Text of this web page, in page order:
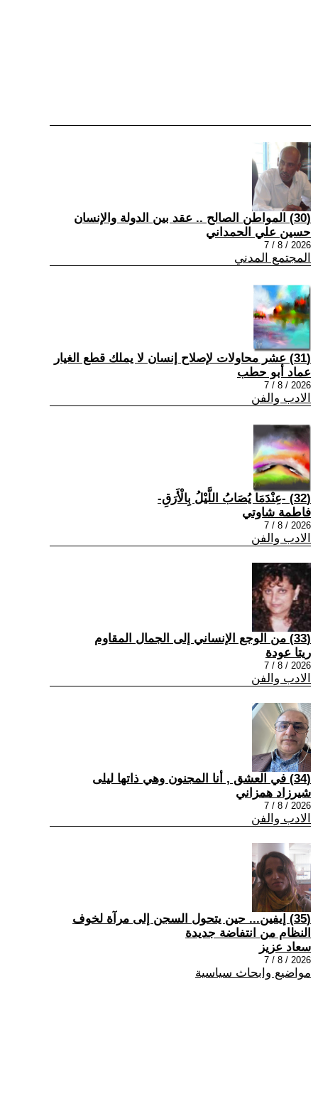
(30) المواطن الصالح .. عقد بين الدولة والإنسان
حسين علي الحمداني
2026 / 8 / 7
المجتمع المدني
(31) عشر محاولات لإصلاح إنسان لا يملك قطع الغيار
عماد أبو حطب
2026 / 8 / 7
الادب والفن
(32) -عِنْدَمَا يُصَابُ اللَّيْلُ بِالْأَرَقِ-
فاطمة شاوتي
2026 / 8 / 7
الادب والفن
(33) من الوجع الإنساني إلى الجمال المقاوم
ريتا عودة
2026 / 8 / 7
الادب والفن
(34) في العشق , أنا المجنون وهي ذاتها ليلى
شيرزاد همزاني
2026 / 8 / 7
الادب والفن
(35) إيفين... حين يتحول السجن إلى مرآة لخوف
النظام من انتفاضة جديدة
سعاد عزيز
2026 / 8 / 7
مواضيع وابحاث سياسية